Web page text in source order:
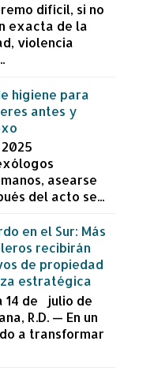
difícil, si no
exacta de la
violencia
higiene para
antes y
asearse
del acto se...
en el Sur: Más
recibirán
de propiedad
estratégica
14 de julio de
R.D. — En un
a transformar